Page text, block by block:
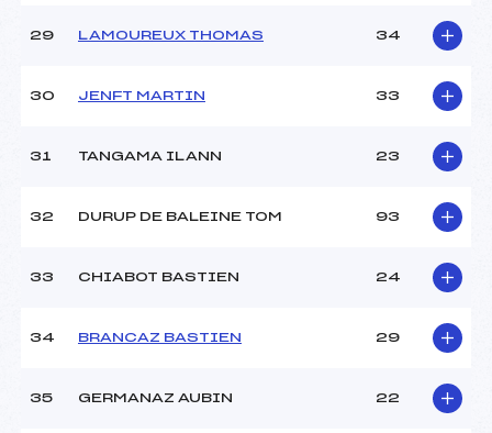
29 LAMOUREUX THOMAS 34
30 JENFT MARTIN 33
31 TANGAMA ILANN 23
32 DURUP DE BALEINE TOM 93
33 CHIABOT BASTIEN 24
34 BRANCAZ BASTIEN 29
35 GERMANAZ AUBIN 22